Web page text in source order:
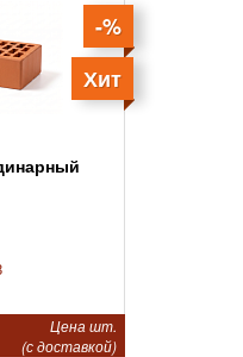
-%
Хит
Цена шт.
(с доставкой)